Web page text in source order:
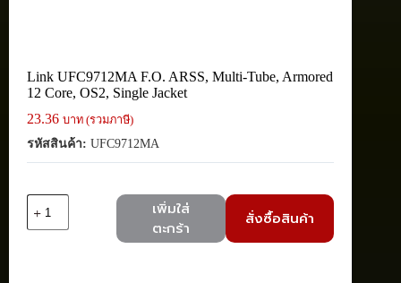
Link UFC9712MA F.O. ARSS, Multi-Tube, Armored
12 Core, OS2, Single Jacket
23.36 บาท (รวมภาษี)
รหัสสินค้า: UFC9712MA
Link
เพิ่มใส่
ตะกร้า
สั่งซื้อสินค้า